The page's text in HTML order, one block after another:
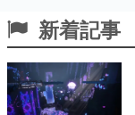
新着記事